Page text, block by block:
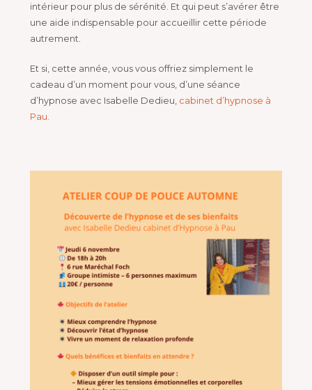
intérieur pour plus de sérénité. Et qui peut s’avérer être
une aide indispensable pour accueillir cette période
autrement.
Et si, cette année, vous vous offriez simplement le
cadeau d’un moment pour vous, d’une séance
d’hypnose avec Isabelle Dedieu, cabinet d’hypnose à
Pau.